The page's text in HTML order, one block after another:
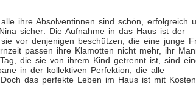
ihre Absolventinnen sind schön, erfolgreich
sicher: Die Aufnahme in das Haus ist der
vor denjenigen beschützen, die eine junge
passen ihre Klamotten nicht mehr, ihr
die sie von ihrem Kind getrennt ist, sind
in der kollektiven Perfektion, die alle
das perfekte Leben im Haus ist mit Kosten